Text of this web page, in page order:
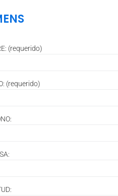
(requerido)
(requerido)